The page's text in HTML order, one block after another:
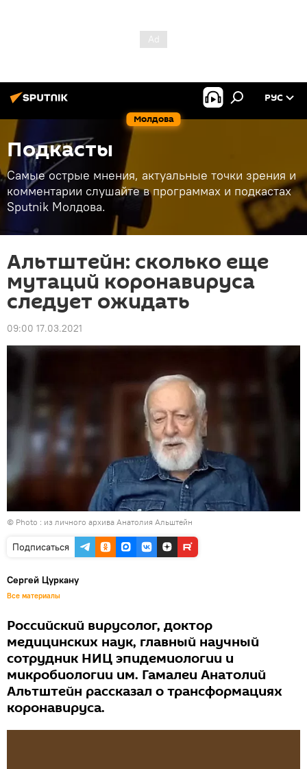
Молдова
РУС
Подкасты
Самые острые мнения, актуальные точки зрения и
комментарии слушайте в программах и подкастах
Sputnik Молдова.
Альтштейн: сколько еще
мутаций коронавируса
следует ожидать
09:00 17.03.2021
© Photo : из личного архива Анатолия Альштейн
Подписаться
Сергей Цуркану
Все материалы
Российский вирусолог, доктор
медицинских наук, главный научный
сотрудник НИЦ эпидемиологии и
микробиологии им. Гамалеи Анатолий
Альтштейн рассказал о трансформациях
коронавируса.